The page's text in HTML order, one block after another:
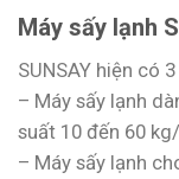
Máy sấy lạnh
SUNSAY hiện có
– Máy sấy lạnh
suất 10 đến 60
– Máy sấy lạnh